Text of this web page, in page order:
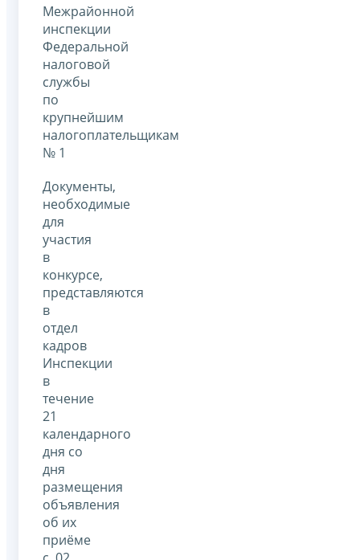
Межрайонной
инспекции
Федеральной
налоговой
службы
по
крупнейшим
налогоплательщикам
№ 1
Документы,
необходимые
для
участия
в
конкурсе,
представляются
в
отдел
кадров
Инспекции
в
течение
21
календарного
дня со
дня
размещения
объявления
об их
приёме